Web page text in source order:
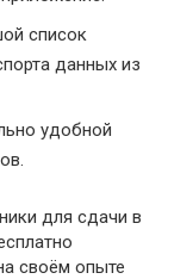
список
данных из
удобной
для сдачи в
своём опыте